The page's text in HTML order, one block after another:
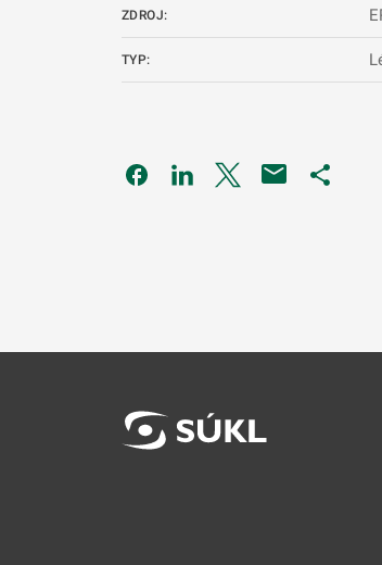
ZDROJ:
TYP:
Odkaz se otevře na nové
Odkaz se otevře na
Odkaz se otevře